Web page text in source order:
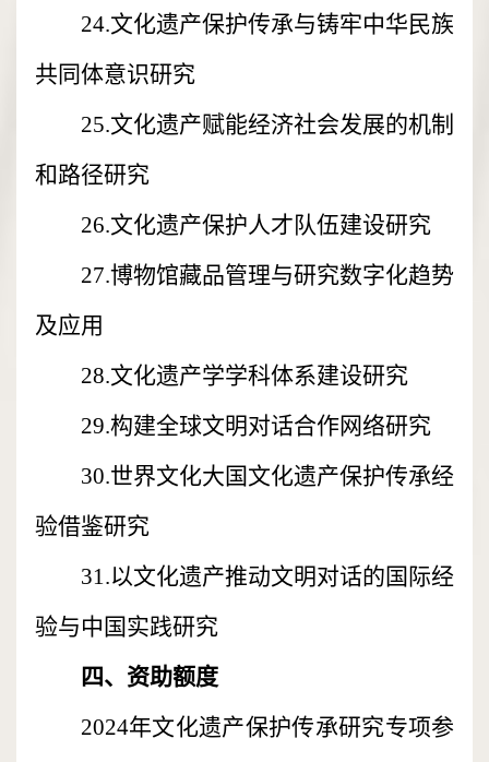
24.文化遗产保护传承与铸牢中华民族
共同体意识研究
25.文化遗产赋能经济社会发展的机制
和路径研究
26.文化遗产保护人才队伍建设研究
27.博物馆藏品管理与研究数字化趋势
及应用
28.文化遗产学学科体系建设研究
29.构建全球文明对话合作网络研究
30.世界文化大国文化遗产保护传承经
验借鉴研究
31.以文化遗产推动文明对话的国际经
验与中国实践研究
四、资助额度
2024年文化遗产保护传承研究专项参